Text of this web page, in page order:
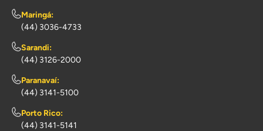
Maringá:
(44) 3036-4733
Sarandi:
(44) 3126-2000
Paranavaí:
(44) 3141-5100
Porto Rico:
(44) 3141-5141